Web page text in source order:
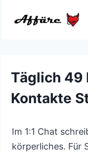
Inhalt
Täglich 49
Kontakte
Im 1:1 Chat
körperliches. Für